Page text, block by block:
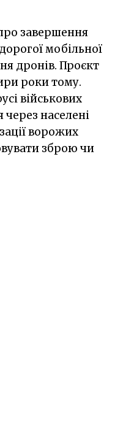
завершення
мобільної
дронів. Проєкт
роки тому.
військових
населені
ворожих
зброю чи